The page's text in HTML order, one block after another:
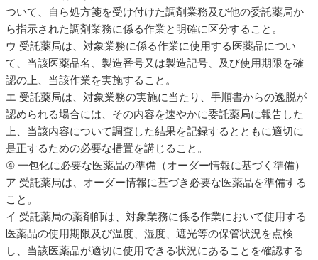
ついて、自ら処方箋を受け付けた調剤業務及び他の委託薬局か
ら指示された調剤業務に係る作業と明確に区分すること。
ウ 受託薬局は、対象業務に係る作業に使用する医薬品につい
て、当該医薬品名、製造番号又は製造記号、及び使用期限を確
認の上、当該作業を実施すること。
エ 受託薬局は、対象業務の実施に当たり、手順書からの逸脱が
認められる場合には、その内容を速やかに委託薬局に報告した
上、当該内容について調査した結果を記録するとともに適切に
是正するための必要な措置を講じること。
④ 一包化に必要な医薬品の準備（オーダー情報に基づく準備）
ア 受託薬局は、オーダー情報に基づき必要な医薬品を準備する
こと。
イ 受託薬局の薬剤師は、対象業務に係る作業において使用する
医薬品の使用期限及び温度、湿度、遮光等の保管状況を点検
し、当該医薬品が適切に使用できる状況にあることを確認する